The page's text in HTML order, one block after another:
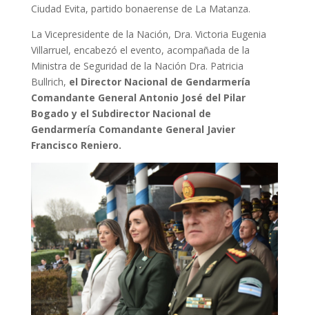
Ciudad Evita, partido bonaerense de La Matanza.
La Vicepresidente de la Nación, Dra. Victoria Eugenia
Villarruel, encabezó el evento, acompañada de la
Ministra de Seguridad de la Nación Dra. Patricia
Bullrich, el Director Nacional de Gendarmería
Comandante General Antonio José del Pilar
Bogado y el Subdirector Nacional de
Gendarmería Comandante General Javier
Francisco Reniero.